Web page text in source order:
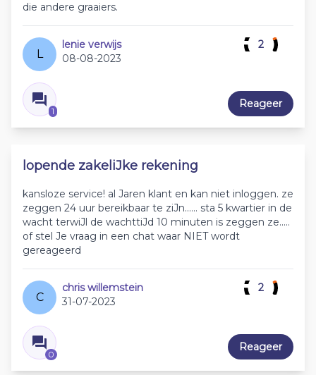
die andere graaiers.
L
lenie verwijs
08-08-2023
1
2
Reageer
lopende zakeliJke rekening
kansloze service! al Jaren klant en kan niet inloggen. ze
zeggen 24 uur bereikbaar te ziJn...... sta 5 kwartier in de
wacht terwiJl de wachttiJd 10 minuten is zeggen ze.....
of stel Je vraag in een chat waar NIET wordt
gereageerd
C
chris willemstein
31-07-2023
0
2
Reageer